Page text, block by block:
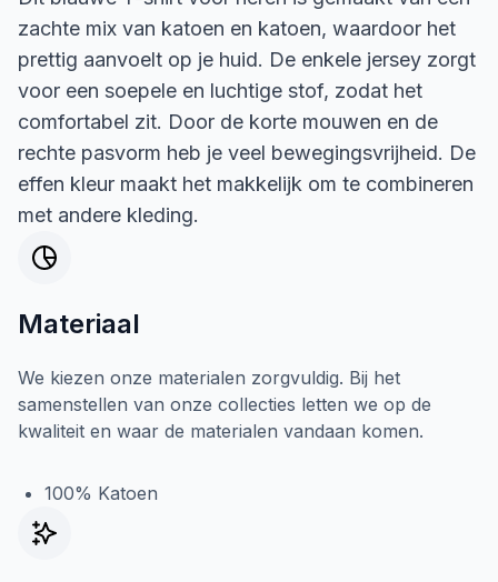
zachte mix van katoen en katoen, waardoor het
prettig aanvoelt op je huid. De enkele jersey zorgt
voor een soepele en luchtige stof, zodat het
comfortabel zit. Door de korte mouwen en de
rechte pasvorm heb je veel bewegingsvrijheid. De
effen kleur maakt het makkelijk om te combineren
met andere kleding.
Materiaal
We kiezen onze materialen zorgvuldig. Bij het
samenstellen van onze collecties letten we op de
kwaliteit en waar de materialen vandaan komen.
100% Katoen